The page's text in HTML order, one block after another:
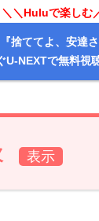
＼＼Huluで楽しむ
『捨ててよ、安達
U-NEXTで無料視
達さん。』前回第